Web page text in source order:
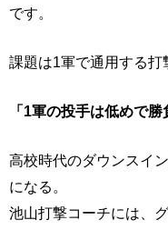
です。
課題は1軍で通用する打
「1軍の投手は低めで勝
高校時代のダウンスイ
になる。
池山打撃コーチには、